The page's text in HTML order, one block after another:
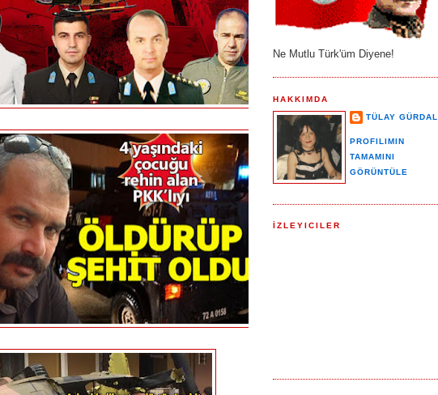
Ne Mutlu Türk'üm Diyene!
HAKKIMDA
TÜLAY GÜRDAL
PROFILIMIN
TAMAMINI
GÖRÜNTÜLE
İZLEYICILER